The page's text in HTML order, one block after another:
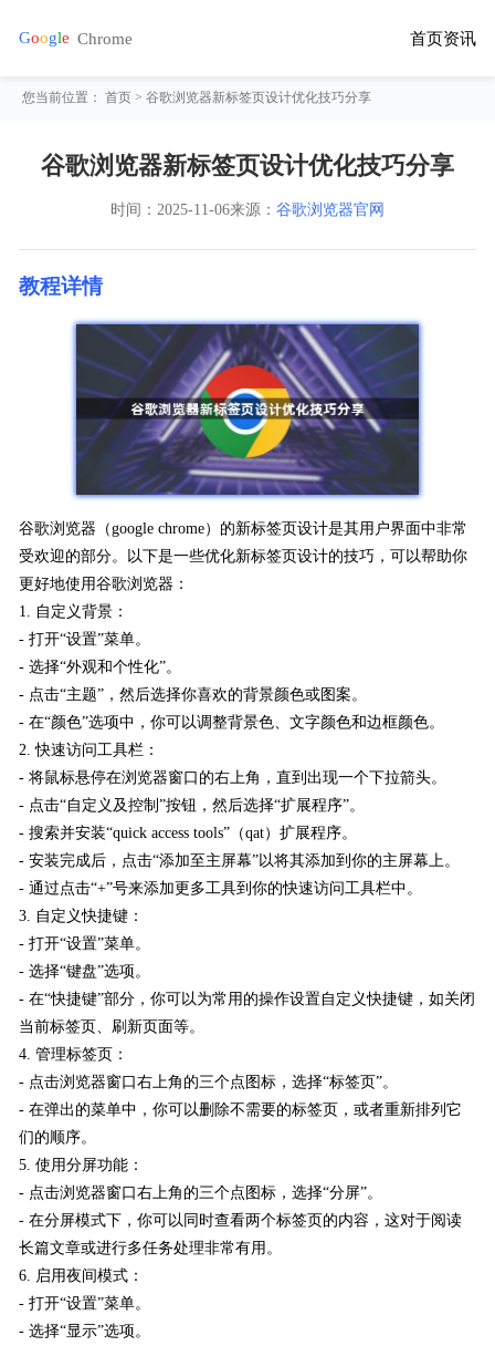
首页资讯
您当前位置：首页 > 谷歌浏览器新标签页设计优化技巧分享
谷歌浏览器新标签页设计优化技巧分享
时间： 2025-11-06来源： 谷歌浏览器官网
教程详情
谷歌浏览器（google chrome）的新标签页设计是其用户界面中非常
受欢迎的部分。以下是一些优化新标签页设计的技巧，可以帮助你
更好地使用谷歌浏览器：
1. 自定义背景：
- 打开“设置”菜单。
- 选择“外观和个性化”。
- 点击“主题”，然后选择你喜欢的背景颜色或图案。
- 在“颜色”选项中，你可以调整背景色、文字颜色和边框颜色。
2. 快速访问工具栏：
- 将鼠标悬停在浏览器窗口的右上角，直到出现一个下拉箭头。
- 点击“自定义及控制”按钮，然后选择“扩展程序”。
- 搜索并安装“quick access tools”（qat）扩展程序。
- 安装完成后，点击“添加至主屏幕”以将其添加到你的主屏幕上。
- 通过点击“+”号来添加更多工具到你的快速访问工具栏中。
3. 自定义快捷键：
- 打开“设置”菜单。
- 选择“键盘”选项。
- 在“快捷键”部分，你可以为常用的操作设置自定义快捷键，如关闭
当前标签页、刷新页面等。
4. 管理标签页：
- 点击浏览器窗口右上角的三个点图标，选择“标签页”。
- 在弹出的菜单中，你可以删除不需要的标签页，或者重新排列它
们的顺序。
5. 使用分屏功能：
- 点击浏览器窗口右上角的三个点图标，选择“分屏”。
- 在分屏模式下，你可以同时查看两个标签页的内容，这对于阅读
长篇文章或进行多任务处理非常有用。
6. 启用夜间模式：
- 打开“设置”菜单。
- 选择“显示”选项。